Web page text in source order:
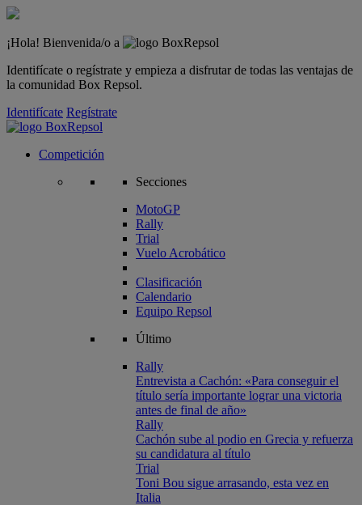
¡Hola! Bienvenida/o a
Identifícate o regístrate y empieza a disfrutar de todas las ventajas de
la comunidad Box Repsol.
Identifícate Regístrate
Competición
Secciones
MotoGP
Rally
Trial
Vuelo Acrobático
Clasificación
Calendario
Equipo Repsol
Último
Rally
Entrevista a Cachón: «Para conseguir el
título sería importante lograr una victoria
antes de final de año»
Rally
Cachón sube al podio en Grecia y refuerza
su candidatura al título
Trial
Toni Bou sigue arrasando, esta vez en
Italia